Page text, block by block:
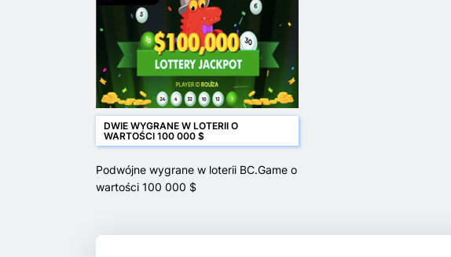
DWIE WYGRANE W LOTERII O
WARTOŚCI 100 000 $
Podwójne wygrane w loterii BC.Game o
wartości 100 000 $